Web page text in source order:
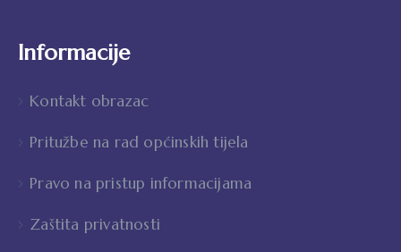
Informacije
Kontakt obrazac
Pritužbe na rad općinskih tijela
Pravo na pristup informacijama
Zaštita privatnosti